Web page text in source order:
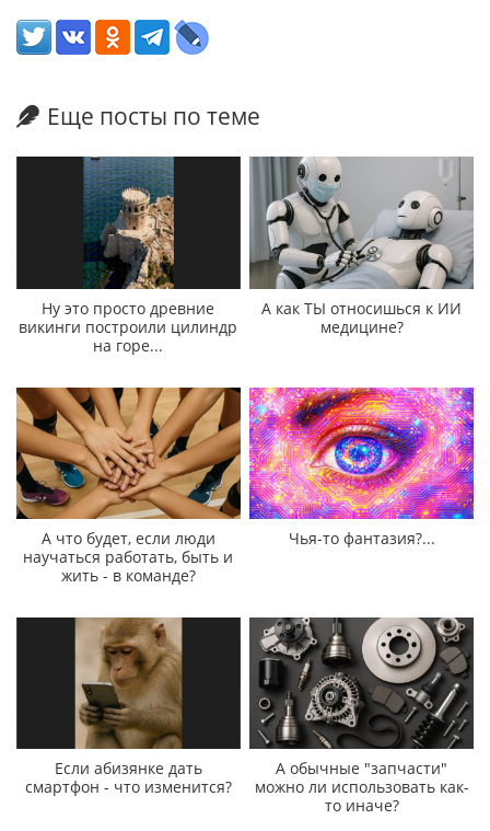
Еще посты по теме
Ну это просто древние
викинги построили цилиндр
на горе...
А как ТЫ относишься к ИИ
медицине?
А что будет, если люди
научаться работать, быть и
жить - в команде?
Чья-то фантазия?...
Если абизянке дать
смартфон - что изменится?
А обычные "запчасти"
можно ли использовать как-
то иначе?